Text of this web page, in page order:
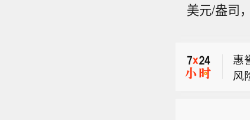
美元/盎司
惠
风